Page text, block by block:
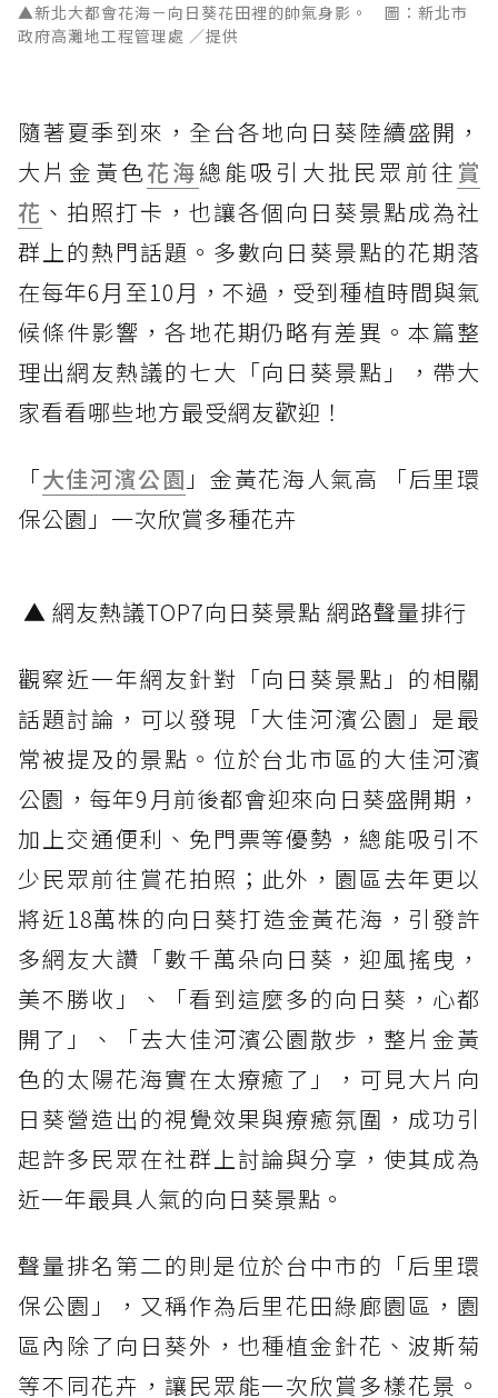
▲新北大都會花海－向日葵花田裡的帥氣身影。 圖：新北市
政府高灘地工程管理處 ／提供
隨著夏季到來，全台各地向日葵陸續盛開，
大片金黃色花海總能吸引大批民眾前往 賞
花 、拍照打卡，也讓各個向日葵景點成為社
群上的熱門話題。多數向日葵景點的花期落
在每年6月至10月，不過，受到種植時間與氣
候條件影響，各地花期仍略有差異。本篇整
理出網友熱議的七大「向日葵景點」，帶大
家看看哪些地方最受網友歡迎！
「大佳河濱公園 」金黃花海人氣高 「后里環
保公園」一次欣賞多種花卉
▲ 網友熱議TOP7向日葵景點 網路聲量排行
觀察近一年網友針對「向日葵景點」的相關
話題討論，可以發現「大佳河濱公園」是最
常被提及的景點。位於台北市區的大佳河濱
公園，每年9月前後都會迎來向日葵盛開期，
加上交通便利、免門票等優勢，總能吸引不
少民眾前往賞花拍照；此外，園區去年更以
將近18萬株的向日葵打造金黃花海，引發許
多網友大讚「數千萬朵向日葵，迎風搖曳，
美不勝收」、「看到這麼多的向日葵，心都
開了」、「去大佳河濱公園散步，整片金黃
色的太陽花海實在太療癒了」，可見大片向
日葵營造出的視覺效果與療癒氛圍，成功引
起許多民眾在社群上討論與分享，使其成為
近一年最具人氣的向日葵景點。
聲量排名第二的則是位於台中市的「后里環
保公園」，又稱作為后里花田綠廊園區，園
區內除了向日葵外，也種植金針花、波斯菊
等不同花卉，讓民眾能一次欣賞多樣花景。